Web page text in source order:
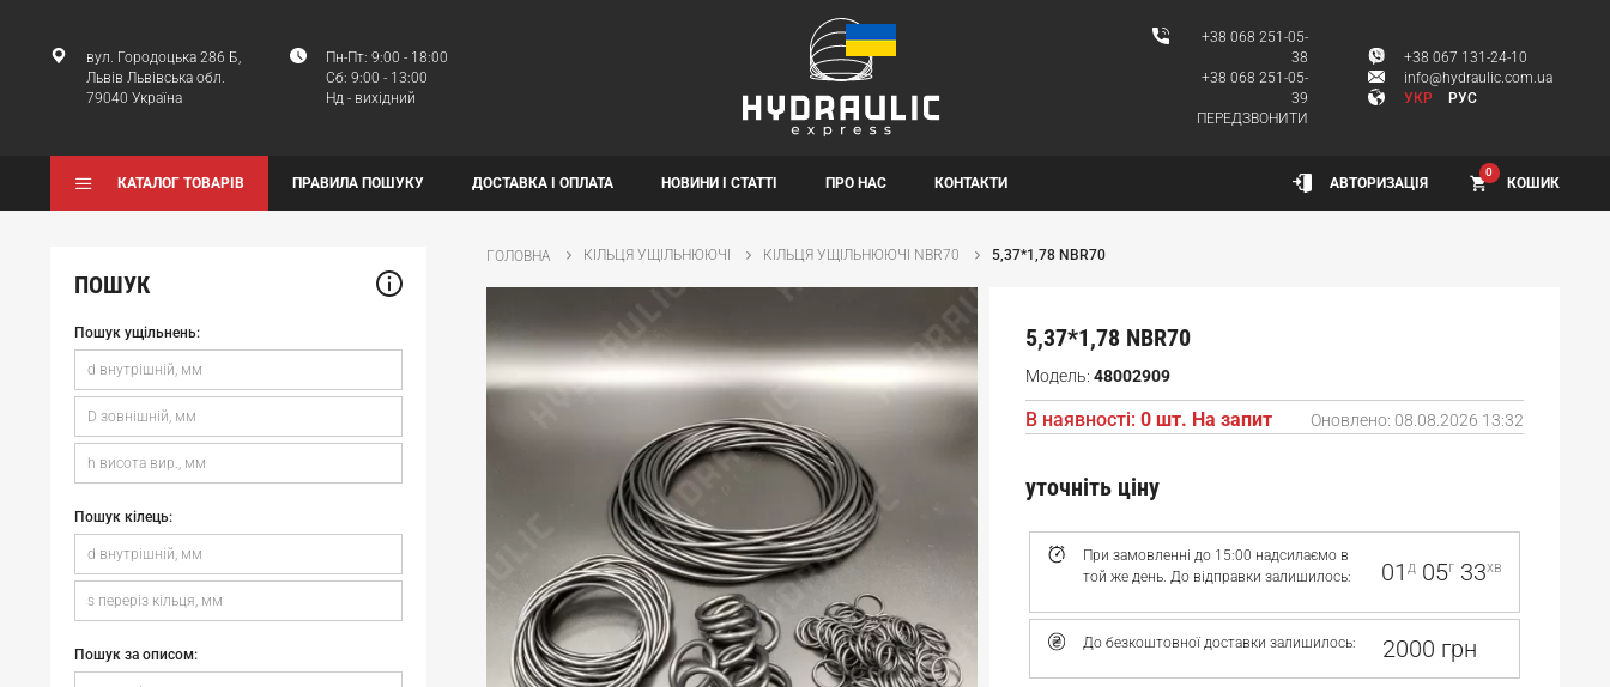
вул. Городоцька 286 Б,
Львів Львівська обл.
79040 Україна
Пн-Пт: 9:00 - 18:00
Сб: 9:00 - 13:00
Нд - вихідний
+38 068 251-05-
38
+38 068 251-05-
39
ПЕРЕДЗВОНИТИ
+38 067 131-24-10
info@hydraulic.com.ua
УКР
РУС
КАТАЛОГ ТОВАРІВ ПРАВИЛА ПОШУКУ ДОСТАВКА І ОПЛАТА НОВИНИ І СТАТТІ ПРО НАС КОНТАКТИ АВТОРИЗАЦІЯ КОШИК
0
ПОШУК
Пошук ущільнень:
Пошук кілець:
Пошук за описом:
ГОЛОВНА КІЛЬЦЯ УЩІЛЬНЮЮЧІ КІЛЬЦЯ УЩІЛЬНЮЮЧІ NBR70 5,37*1,78 NBR70
5,37*1,78 NBR70
Модель: 48002909
В наявності: 0 шт. На запит Оновлено: 08.08.2026 13:32
При замовленні до 15:00 надсилаємо в
той же день. До відправки залишилось:
01д 05г 33хв
До безкоштовної доставки залишилось: 2000 грн
уточніть ціну